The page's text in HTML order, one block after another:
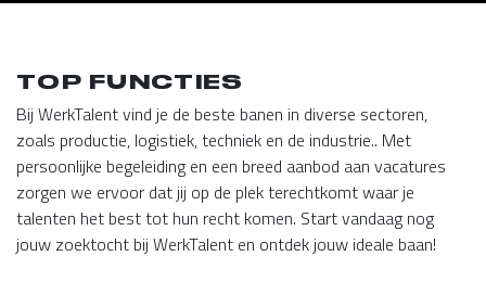
TOP FUNCTIES
Bij WerkTalent vind je de beste banen in diverse sectoren,
zoals productie, logistiek, techniek en de industrie.. Met
persoonlijke begeleiding en een breed aanbod aan vacatures
zorgen we ervoor dat jij op de plek terechtkomt waar je
talenten het best tot hun recht komen. Start vandaag nog
jouw zoektocht bij WerkTalent en ontdek jouw ideale baan!